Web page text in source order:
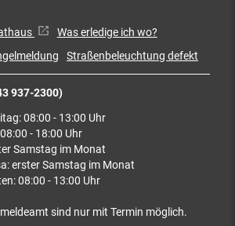
937-2300)
08:00 - 13:00 Uhr
- 18:00 Uhr
Samstag im Monat
erster Samstag im Monat
08:00 - 13:00 Uhr
sind nur mit Termin möglich.
Was erledige ich wo?
Straßenbeleuchtung defekt